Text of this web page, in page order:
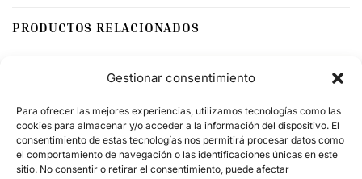
Gestionar consentimiento
Para ofrecer las mejores experiencias, utilizamos tecnologías como las
cookies para almacenar y/o acceder a la información del dispositivo. El
consentimiento de estas tecnologías nos permitirá procesar datos como
el comportamiento de navegación o las identificaciones únicas en este
sitio. No consentir o retirar el consentimiento, puede afectar
PRODUCTOS RELACIONADOS